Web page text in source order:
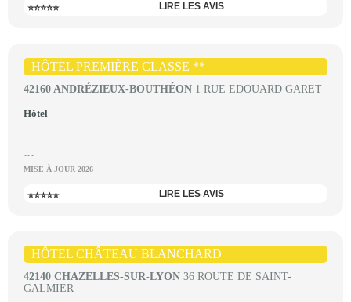
⭐⭐⭐⭐⭐ LIRE LES AVIS
HÔTEL PREMIÈRE CLASSE **
42160 ANDRÉZIEUX-BOUTHÉON 1 RUE EDOUARD GARET
Hôtel
...
MISE À JOUR 2026
⭐⭐⭐⭐⭐ LIRE LES AVIS
HÔTEL CHÂTEAU BLANCHARD
42140 CHAZELLES-SUR-LYON 36 ROUTE DE SAINT-
GALMIER